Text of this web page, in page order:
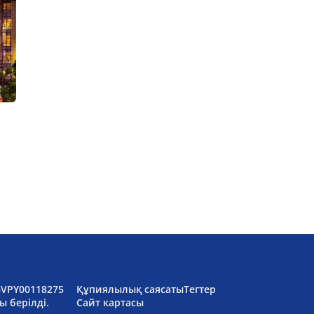
берілді.
Құпиялылық саясатыТегтер
Сайт картасы